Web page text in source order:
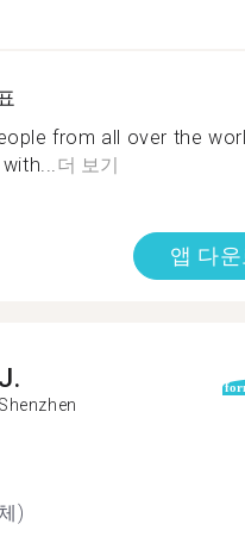
from all over the
더 보기
앱 다운
J.
Shenzhen
)